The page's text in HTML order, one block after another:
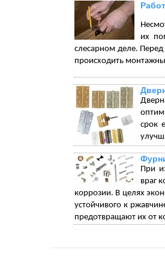
их
слесарном деле. Перед
происходить
срок
При
враг
коррозии. В целях
устойчивого к
предотвращают их от